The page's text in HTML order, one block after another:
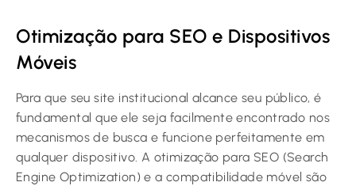
Otimização para SEO e Dispositivos
Móveis
Para que seu site institucional alcance seu público, é
fundamental que ele seja facilmente encontrado nos
mecanismos de busca e funcione perfeitamente em
qualquer dispositivo. A otimização para SEO (Search
Engine Optimization) e a compatibilidade móvel são